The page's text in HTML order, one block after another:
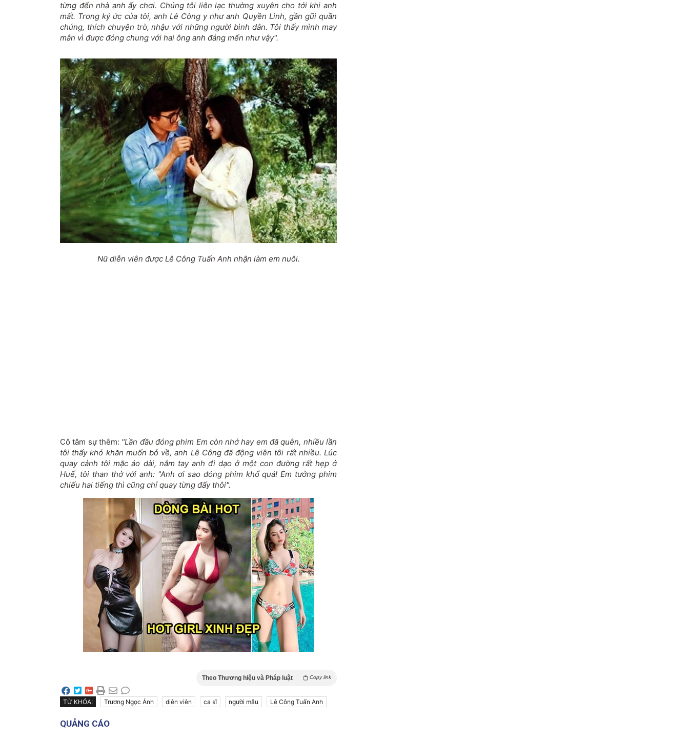
từng đến nhà anh ấy chơi. Chúng tôi liên lạc thường xuyên cho tới khi anh
mất. Trong ký ức của tôi, anh Lê Công y như anh Quyền Linh, gần gũi quần
chúng, thích chuyện trò, nhậu với những người bình dân. Tôi thấy mình may
mắn vì được đóng chung với hai ông anh đáng mến như vậy".
Nữ diễn viên được Lê Công Tuấn Anh nhận làm em nuôi.
Cô tâm sự thêm: "Lần đầu đóng phim Em còn nhớ hay em đã quên, nhiều lần
tôi thấy khó khăn muốn bỏ về, anh Lê Công đã động viên tôi rất nhiều. Lúc
quay cảnh tôi mặc áo dài, nắm tay anh đi dạo ở một con đường rất hẹp ở
Huế, tôi than thở với anh: "Anh ơi sao đóng phim khổ quá! Em tưởng phim
chiếu hai tiếng thì cũng chỉ quay từng đấy thôi".
Theo Thương hiệu và Pháp luật Copy link
TỪ KHÓA: Trương Ngọc Ánh diễn viên ca sĩ người mẫu Lê Công Tuấn Anh
QUẢNG CÁO